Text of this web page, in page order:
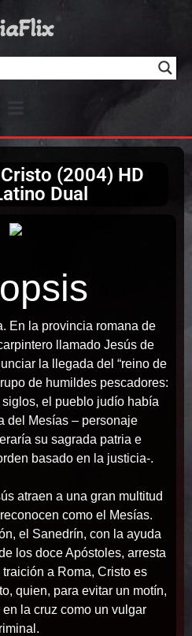
(2004) HD
Dual
En la provincia romana de
llamado Jesús de
la llegada del “reino de
de humildes pescadores:
siglos, el pueblo judío había
del Mesías – personaje
su sagrada patria e
basado en la justicia-.
atraen a una gran multitud
como el Mesías.
el Sanedrín, con la ayuda
los doce Apóstoles, arresta
a Roma, Cristo es
quien, para evitar un motín,
en la cruz como un vulgar